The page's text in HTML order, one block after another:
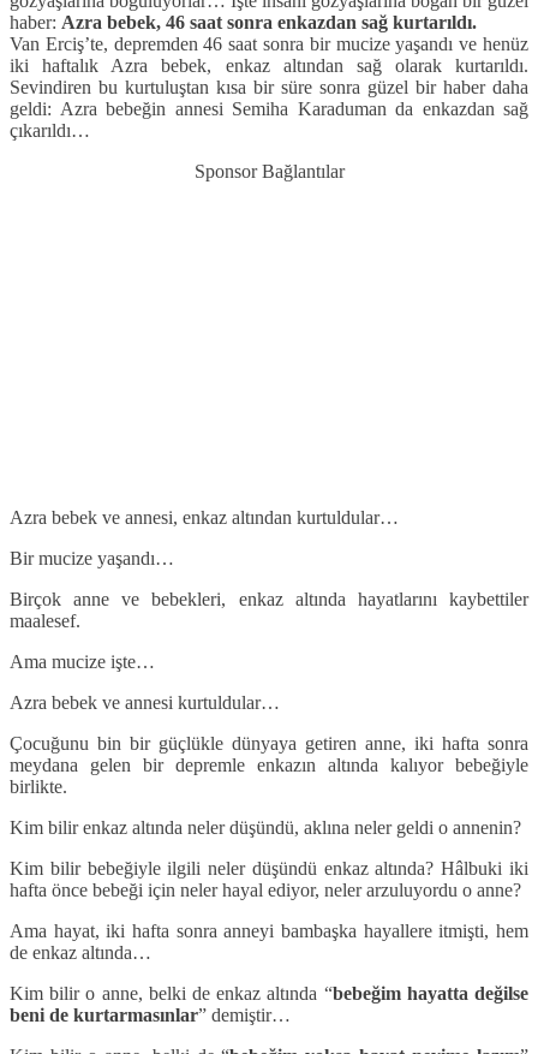
haber: Azra bebek, 46 saat sonra enkazdan sağ kurtarıldı.
Van Erciş’te, depremden 46 saat sonra bir mucize yaşandı ve henüz
iki haftalık Azra bebek, enkaz altından sağ olarak kurtarıldı.
Sevindiren bu kurtuluştan kısa bir süre sonra güzel bir haber daha
geldi: Azra bebeğin annesi Semiha Karaduman da enkazdan sağ
çıkarıldı…
Sponsor Bağlantılar
Azra bebek ve annesi, enkaz altından kurtuldular…
Bir mucize yaşandı…
Birçok anne ve bebekleri, enkaz altında hayatlarını kaybettiler
maalesef.
Ama mucize işte…
Azra bebek ve annesi kurtuldular…
Çocuğunu bin bir güçlükle dünyaya getiren anne, iki hafta sonra
meydana gelen bir depremle enkazın altında kalıyor bebeğiyle
birlikte.
Kim bilir enkaz altında neler düşündü, aklına neler geldi o annenin?
Kim bilir bebeğiyle ilgili neler düşündü enkaz altında? Hâlbuki iki
hafta önce bebeği için neler hayal ediyor, neler arzuluyordu o anne?
Ama hayat, iki hafta sonra anneyi bambaşka hayallere itmişti, hem
de enkaz altında…
Kim bilir o anne, belki de enkaz altında “bebeğim hayatta değilse
beni de kurtarmasınlar” demiştir…